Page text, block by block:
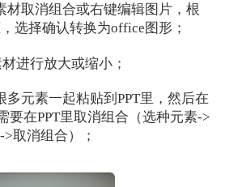
材取消组合或右键编辑图片，根
选择确认转换为office图形；
进行放大或缩小；
多元素一起粘贴到PPT里，然后在
要在PPT里取消组合（选种元素->
取消组合）；